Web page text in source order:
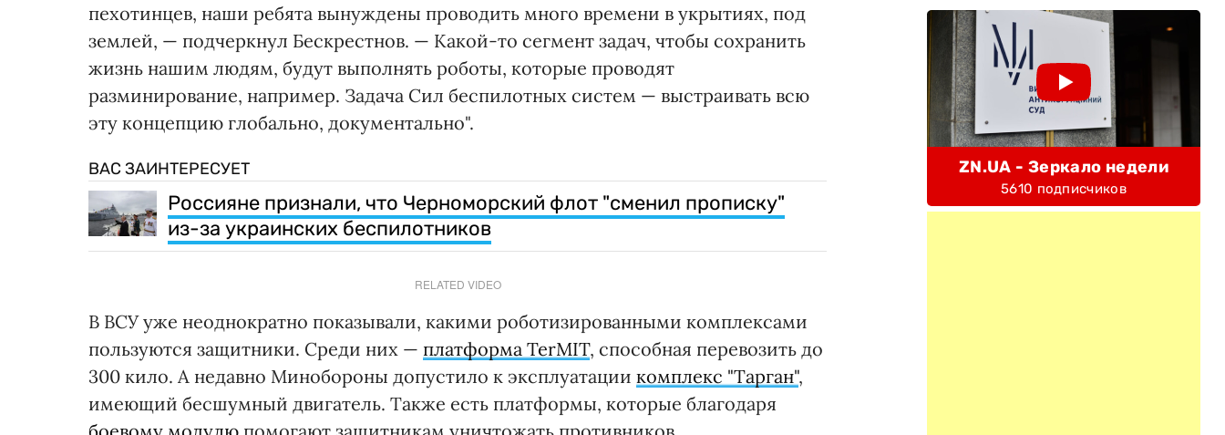
пехотинцев, наши ребята вынуждены проводить много времени в укрытиях, под
землей, — подчеркнул Бескрестнов. — Какой-то сегмент задач, чтобы сохранить
жизнь нашим людям, будут выполнять роботы, которые проводят
разминирование, например. Задача Сил беспилотных систем — выстраивать всю
эту концепцию глобально, документально".
ВАС ЗАИНТЕРЕСУЕТ
Россияне признали, что Черноморский флот "сменил прописку"
из-за украинских беспилотников
RELATED VIDEO
В ВСУ уже неоднократно показывали, какими роботизированными комплексами
пользуются защитники. Среди них — платформа TerMIT, способная перевозить до
300 кило. А недавно Минобороны допустило к эксплуатации комплекс "Тарган",
имеющий бесшумный двигатель. Также есть платформы, которые благодаря
ZN.UA - Зеркало недели
5610 подписчиков